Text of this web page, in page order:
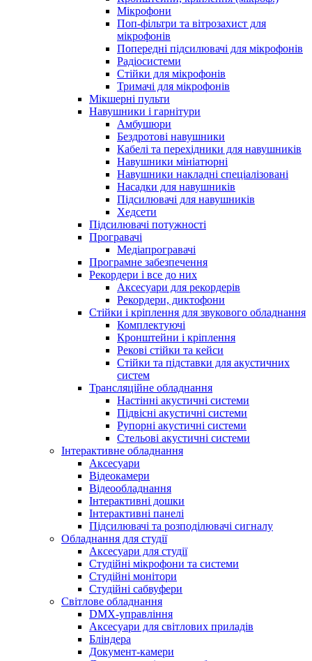
Мікрофони
Поп-фільтри та вітрозахист для
мікрофонів
Попередні підсилювачі для мікрофонів
Радіосистеми
Стійки для мікрофонів
Тримачі для мікрофонів
Мікшерні пульти
Навушники і гарнітури
Амбушюри
Бездротові навушники
Кабелі та перехідники для навушників
Навушники мініатюрні
Навушники накладні спеціалізовані
Насадки для навушників
Підсилювачі для навушників
Хедсети
Підсилювачі потужності
Програвачі
Медіапрогравачі
Програмне забезпечення
Рекордери і все до них
Аксесуари для рекордерів
Рекордери, диктофони
Стійки і кріплення для звукового обладнання
Комплектуючі
Кронштейни і кріплення
Рекові стійки та кейси
Стійки та підставки для акустичних
систем
Трансляційне обладнання
Настінні акустичні системи
Підвісні акустичні системи
Рупорні акустичні системи
Стельові акустичні системи
Інтерактивне обладнання
Аксесуари
Відеокамери
Відеообладнання
Інтерактивні дошки
Інтерактивні панелі
Підсилювачі та розподілювачі сигналу
Обладнання для студії
Аксесуари для студії
Студійні мікрофони та системи
Студійні монітори
Студійні сабвуфери
Світлове обладнання
DMX-управління
Аксесуари для світлових приладів
Бліндера
Документ-камери